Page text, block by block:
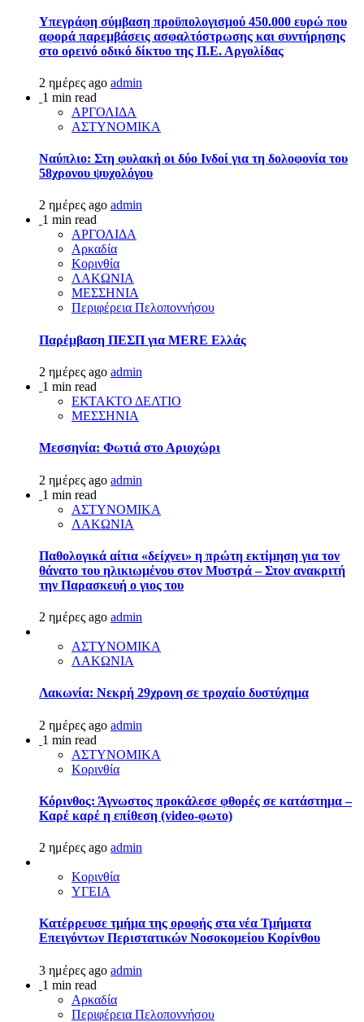
Υπεγράφη σύμβαση προϋπολογισμού 450.000 ευρώ που
αφορά παρεμβάσεις ασφαλτόστρωσης και συντήρησης
στο ορεινό οδικό δίκτυο της Π.Ε. Αργολίδας
2 ημέρες ago admin
1 min read
ΑΡΓΟΛΙΔΑ
ΑΣΤΥΝΟΜΙΚΑ
Ναύπλιο: Στη φυλακή οι δύο Ινδοί για τη δολοφονία του
58χρονου ψυχολόγου
2 ημέρες ago admin
1 min read
ΑΡΓΟΛΙΔΑ
Αρκαδία
Κορινθία
ΛΑΚΩΝΙΑ
ΜΕΣΣΗΝΙΑ
Περιφέρεια Πελοποννήσου
Παρέμβαση ΠΕΣΠ για MERE Ελλάς
2 ημέρες ago admin
1 min read
ΕΚΤΑΚΤΟ ΔΕΛΤΙΟ
ΜΕΣΣΗΝΙΑ
Μεσσηνία: Φωτιά στο Αριοχώρι
2 ημέρες ago admin
1 min read
ΑΣΤΥΝΟΜΙΚΑ
ΛΑΚΩΝΙΑ
Παθολογικά αίτια «δείχνει» η πρώτη εκτίμηση για τον
θάνατο του ηλικιωμένου στον Μυστρά – Στον ανακριτή
την Παρασκευή ο γιος του
2 ημέρες ago admin
ΑΣΤΥΝΟΜΙΚΑ
ΛΑΚΩΝΙΑ
Λακωνία: Νεκρή 29χρονη σε τροχαίο δυστύχημα
2 ημέρες ago admin
1 min read
ΑΣΤΥΝΟΜΙΚΑ
Κορινθία
Κόρινθος: Άγνωστος προκάλεσε φθορές σε κατάστημα –
Καρέ καρέ η επίθεση (video-φωτο)
2 ημέρες ago admin
Κορινθία
ΥΓΕΙΑ
Kατέρρευσε τμήμα της οροφής στα νέα Τμήματα
Επειγόντων Περιστατικών Νοσοκομείου Κορίνθου
3 ημέρες ago admin
1 min read
Αρκαδία
Περιφέρεια Πελοποννήσου